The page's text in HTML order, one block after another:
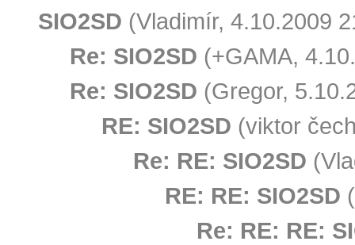
SIO2SD (Vladimír, 4.10.2009
Re: SIO2SD (+GAMA,
Re: SIO2SD (Gregor,
RE: SIO2SD (viktor
Re: RE: SIO2SD
RE: RE: SIO2SD
Re: RE: RE: